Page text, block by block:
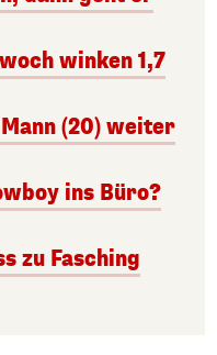
winken 1,7
(20) weiter
ins Büro?
zu Fasching